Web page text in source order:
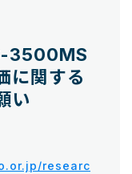
3500MS
に関する
い
researc